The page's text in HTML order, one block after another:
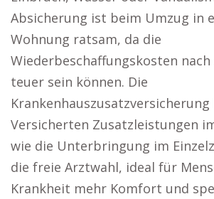
Absicherung ist beim Umzug in
Wohnung ratsam, da die
Wiederbeschaffungskosten nach
teuer sein können. Die
Versicherten Zusatzleistungen
wie die Unterbringung im
die freie Arztwahl, ideal für
Krankheit mehr Komfort und